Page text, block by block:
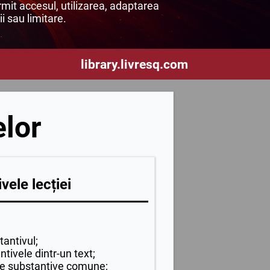
accesul, utilizarea, adaptarea
sau limitare.
library.livresq.com
lecției
dintr-un text;
substantive comune;